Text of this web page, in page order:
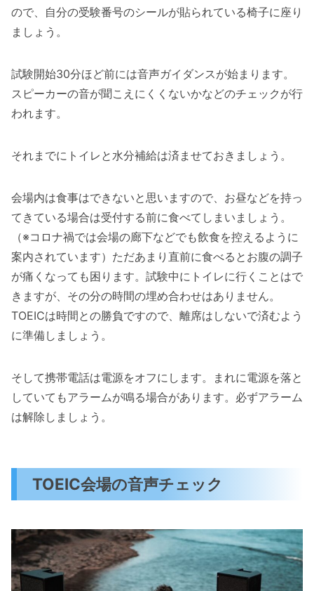
ので、自分の受験番号のシールが貼られている椅子に座り
ましょう。
試験開始30分ほど前には音声ガイダンスが始まります。
スピーカーの音が聞こえにくくないかなどのチェックが行
われます。
それまでにトイレと水分補給は済ませておきましょう。
会場内は食事はできないと思いますので、お昼などを持っ
てきている場合は受付する前に食べてしまいましょう。
（※コロナ禍では会場の廊下などでも飲食を控えるように
案内されています）ただあまり直前に食べるとお腹の調子
が痛くなっても困ります。試験中にトイレに行くことはで
きますが、その分の時間の埋め合わせはありません。
TOEICは時間との勝負ですので、離席はしないで済むよう
に準備しましょう。
そして携帯電話は電源をオフにします。まれに電源を落と
していてもアラームが鳴る場合があります。必ずアラーム
は解除しましょう。
TOEIC会場の音声チェック